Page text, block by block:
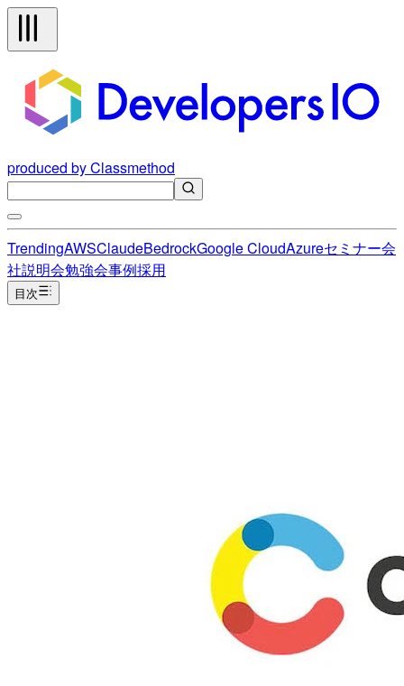
produced by Classmethod
TrendingAWSClaudeBedrockGoogle CloudAzureセミナー会
社説明会勉強会事例採用
目次